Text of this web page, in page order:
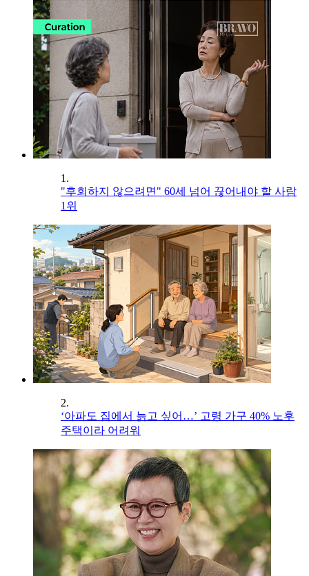
1.
"후회하지 않으려면" 60세 넘어 끊어내야 할 사람
1위
2.
‘아파도 집에서 늙고 싶어…’ 고령 가구 40% 노후
주택이라 어려워